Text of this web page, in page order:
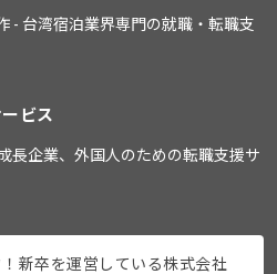
- 台湾宿泊業界専門の就職・転職支
ビス
長企業、外国人のための転職支援サ
新卒を運営している株式会社